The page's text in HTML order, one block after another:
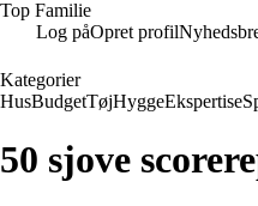
Top Familie
Log påOpret profil
Kategorier
HusBudgetTøjHyggeEkspertise
50 sjove